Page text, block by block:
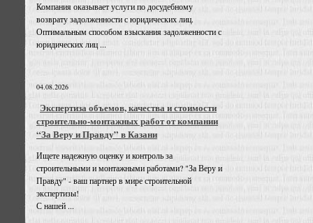
Компания оказывает услуги по досудебному
возврату задолженности с юридических лиц.
Оптимальным способом взыскания задолженности с
юридических лиц ...
04.08.2026
Экспертиза объемов, качества и стоимости
строительно-монтажных работ от компании
“За Веру и Правду” в Казани
Ищете надежную оценку и контроль за
строительными и монтажными работами? "За Веру и
Правду" - ваш партнер в мире строительной
экспертизы!
С нашей ...